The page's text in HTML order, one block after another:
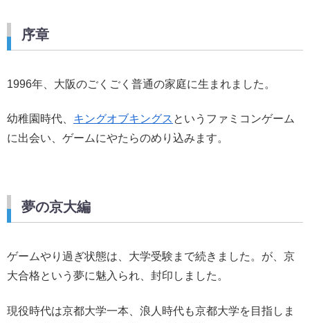
序章
1996年、大阪のごくごく普通の家庭に生まれました。
幼稚園時代、 キングオブキングス というファミコンゲーム
に出会い、ゲームにやたらのめり込みます。
夢の京大編
ゲームやり過ぎ状態は、大学受験まで続きました。が、京
大合格という夢に魅入られ、封印しました。
現役時代は京都大学一本、浪人時代も京都大学を目指しま